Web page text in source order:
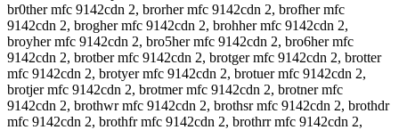
br0ther mfc 9142cdn 2, brorher mfc 9142cdn 2, brofher mfc
9142cdn 2, brogher mfc 9142cdn 2, brohher mfc 9142cdn 2,
broyher mfc 9142cdn 2, bro5her mfc 9142cdn 2, bro6her mfc
9142cdn 2, brotber mfc 9142cdn 2, brotger mfc 9142cdn 2, brotter
mfc 9142cdn 2, brotyer mfc 9142cdn 2, brotuer mfc 9142cdn 2,
brotjer mfc 9142cdn 2, brotmer mfc 9142cdn 2, brotner mfc
9142cdn 2, brothwr mfc 9142cdn 2, brothsr mfc 9142cdn 2, brothdr
mfc 9142cdn 2, brothfr mfc 9142cdn 2, brothrr mfc 9142cdn 2,